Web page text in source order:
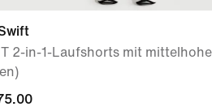
2-in-1-Laufshorts mit